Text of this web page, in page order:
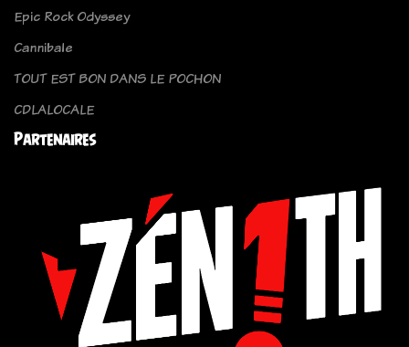
Epic Rock Odyssey
Cannibale
TOUT EST BON DANS LE POCHON
CDLALOCALE
Partenaires